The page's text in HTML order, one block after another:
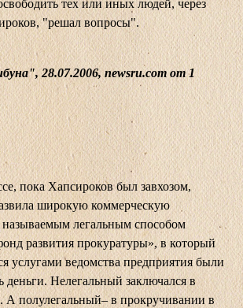
тех или иных людей, через
"решал вопросы".
28.07.2006, newsru.com от 1
пока Хапсироков был завхозом,
широкую коммерческую
называемым легальным способом
развития прокуратуры», в который
услугами ведомства предприятия были
деньги. Нелегальный заключался в
А полулегальный– в прокручивании в